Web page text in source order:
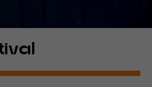
wird von Google
installiert. Das Cookie
um Informationen
Ads